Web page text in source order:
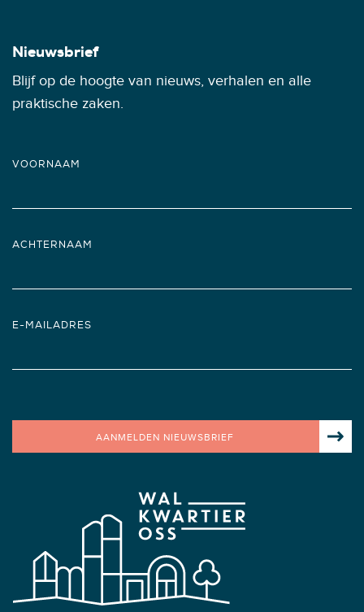
Nieuwsbrief
Blijf op de hoogte van nieuws, verhalen en alle
praktische zaken.
VOORNAAM
ACHTERNAAM
E-MAILADRES
AANMELDEN NIEUWSBRIEF